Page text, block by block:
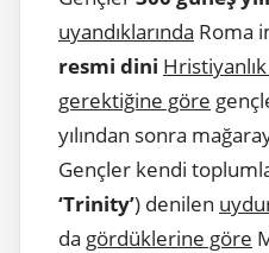
uyandıklarında Roma
resmi dini
gerektiğine göre
yılından sonra
Gençler kendi
‘Trinity’) denilen
da gördüklerine göre